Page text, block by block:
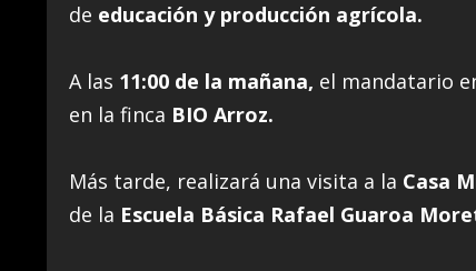
de educación y producción agrícola.
A las 11:00 de la mañana, el mandatario
en la finca BIO Arroz.
Más tarde, realizará una visita a la Casa
de la Escuela Básica Rafael Guaroa